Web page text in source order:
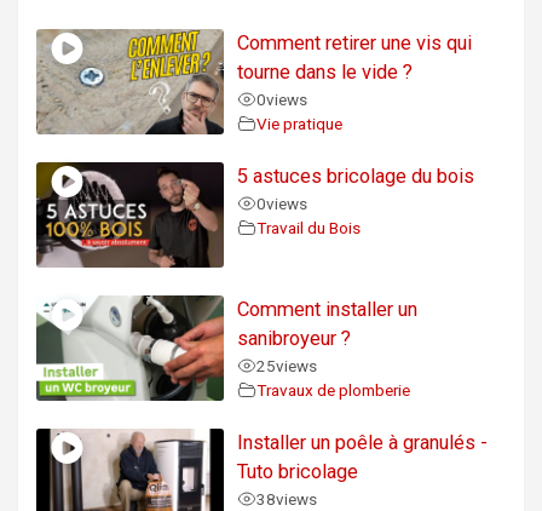
Comment retirer une vis qui
tourne dans le vide ?
0views
Vie pratique
5 astuces bricolage du bois
0views
Travail du Bois
Comment installer un
sanibroyeur ?
25views
Travaux de plomberie
Installer un poêle à granulés -
Tuto bricolage
38views